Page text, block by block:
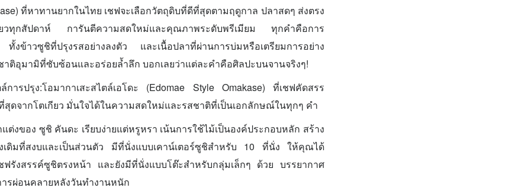
ที่หาทานยากในไทย เชฟจะเลือกวัตถุดิบที่ดีที่สุดตามฤดูกาล ปลาสดๆ ส่งตรง
ยวทุกสัปดาห์ การันตีความสดใหม่และคุณภาพระดับพรีเมียม ทุกคำคือการ
งข้าวซูชิที่ปรุงรสอย่างลงตัว และเนื้อปลาที่ผ่านการบ่มหรือเตรียมการอย่าง
าติอุมามิที่ซับซ้อนและอร่อยล้ำลึก บอกเลยว่าแต่ละคำคือศิลปะบนจานจริงๆ!
ล์การปรุง:โอมากาเสะสไตล์เอโดะ (Edomae Style Omakase) ที่เชฟคัดสรร
ดจากโตเกียว มั่นใจได้ในความสดใหม่และรสชาติที่เป็นเอกลักษณ์ในทุกๆ คำ
ต่งของ ซูชิ คันดะ เรียบง่ายแต่หรูหรา เน้นการใช้ไม้เป็นองค์ประกอบหลัก สร้าง
เดิมที่สงบและเป็นส่วนตัว มีที่นั่งแบบเคาน์เตอร์ซูชิสำหรับ 10 ที่นั่ง ให้คุณได้
ฟรังสรรค์ซูชิตรงหน้า และยังมีที่นั่งแบบโต๊ะสำหรับกลุ่มเล็กๆ ด้วย บรรยากาศ
รผ่อนคลายหลังวันทำงานหนัก